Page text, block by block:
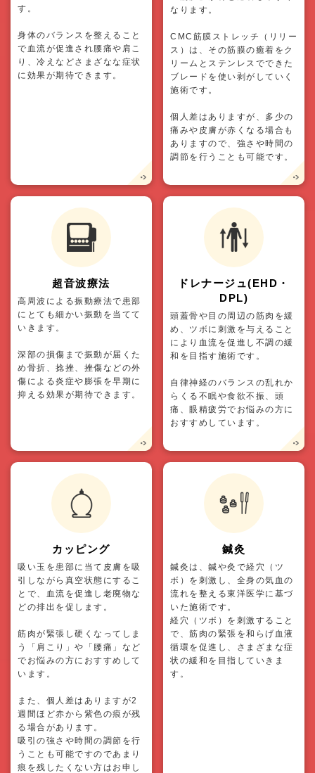
す。
身体のバランスを整えること
で血流が促進され腰痛や肩こ
り、冷えなどさまざなな症状
に効果が期待できます。
なります。
CMC筋膜ストレッチ（リリー
ス）は、その筋膜の癒着をク
リームとステンレスでできた
ブレードを使い剥がしていく
施術です。
個人差はありますが、多少の
痛みや皮膚が赤くなる場合も
ありますので、強さや時間の
調節を行うことも可能です。
超音波療法
高周波による振動療法で患部
にとても細かい振動を当てて
いきます。
深部の損傷まで振動が届くた
め骨折、捻挫、挫傷などの外
傷による炎症や膨張を早期に
抑える効果が期待できます。
ドレナージュ(EHD・
DPL)
頭蓋骨や目の周辺の筋肉を緩
め、ツボに刺激を与えること
により血流を促進し不調の緩
和を目指す施術です。
自律神経のバランスの乱れか
らくる不眠や食欲不振、頭
痛、眼精疲労でお悩みの方に
おすすめしています。
カッピング
吸い玉を患部に当て皮膚を吸
引しながら真空状態にするこ
とで、血流を促進し老廃物な
どの排出を促します。
筋肉が緊張し硬くなってしま
う「肩こり」や「腰痛」など
でお悩みの方におすすめして
います。
また、個人差はありますが2
週間ほど赤から紫色の痕が残
る場合があります。
吸引の強さや時間の調節を行
うことも可能ですのであまり
痕を残したくない方はお申し
鍼灸
鍼灸は、鍼や灸で経穴（ツ
ボ）を刺激し、全身の気血の
流れを整える東洋医学に基づ
いた施術です。
経穴（ツボ）を刺激すること
で、筋肉の緊張を和らげ血液
循環を促進し、さまざまな症
状の緩和を目指していきま
す。